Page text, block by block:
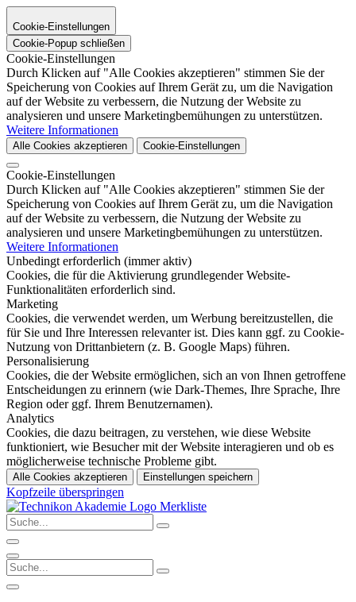
Cookie-Einstellungen
Cookie-Popup schließen
Cookie-Einstellungen
Durch Klicken auf "Alle Cookies akzeptieren" stimmen Sie der
Speicherung von Cookies auf Ihrem Gerät zu, um die Navigation
auf der Website zu verbessern, die Nutzung der Website zu
analysieren und unsere Marketingbemühungen zu unterstützen.
Weitere Informationen
Alle Cookies akzeptieren Cookie-Einstellungen
Cookie-Einstellungen
Durch Klicken auf "Alle Cookies akzeptieren" stimmen Sie der
Speicherung von Cookies auf Ihrem Gerät zu, um die Navigation
auf der Website zu verbessern, die Nutzung der Website zu
analysieren und unsere Marketingbemühungen zu unterstützen.
Weitere Informationen
Unbedingt erforderlich (immer aktiv)
Cookies, die für die Aktivierung grundlegender Website-
Funktionalitäten erforderlich sind.
Marketing
Cookies, die verwendet werden, um Werbung bereitzustellen, die
für Sie und Ihre Interessen relevanter ist. Dies kann ggf. zu Cookie-
Nutzung von Drittanbietern (z. B. Google Maps) führen.
Personalisierung
Cookies, die der Website ermöglichen, sich an von Ihnen getroffene
Entscheidungen zu erinnern (wie Dark-Themes, Ihre Sprache, Ihre
Region oder ggf. Ihrem Benutzernamen).
Analytics
Cookies, die dazu beitragen, zu verstehen, wie diese Website
funktioniert, wie Besucher mit der Website interagieren und ob es
möglicherweise technische Probleme gibt.
Alle Cookies akzeptieren Einstellungen speichern
Kopfzeile überspringen
Merkliste